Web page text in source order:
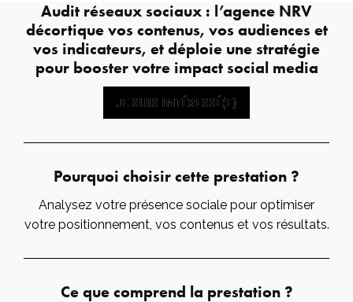
Audit réseaux sociaux : l’agence NRV
décortique vos contenus, vos audiences et
vos indicateurs, et déploie une stratégie
pour booster votre impact social media
JE SUIS INTÉRESSÉ(E)
JE SUIS INTÉRESSÉ(E)
Pourquoi choisir cette prestation ?
Analysez votre présence sociale pour optimiser
votre positionnement, vos contenus et vos résultats.
Ce que comprend la prestation ?